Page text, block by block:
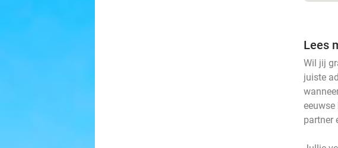
Lees
Wil jij
juiste
partner